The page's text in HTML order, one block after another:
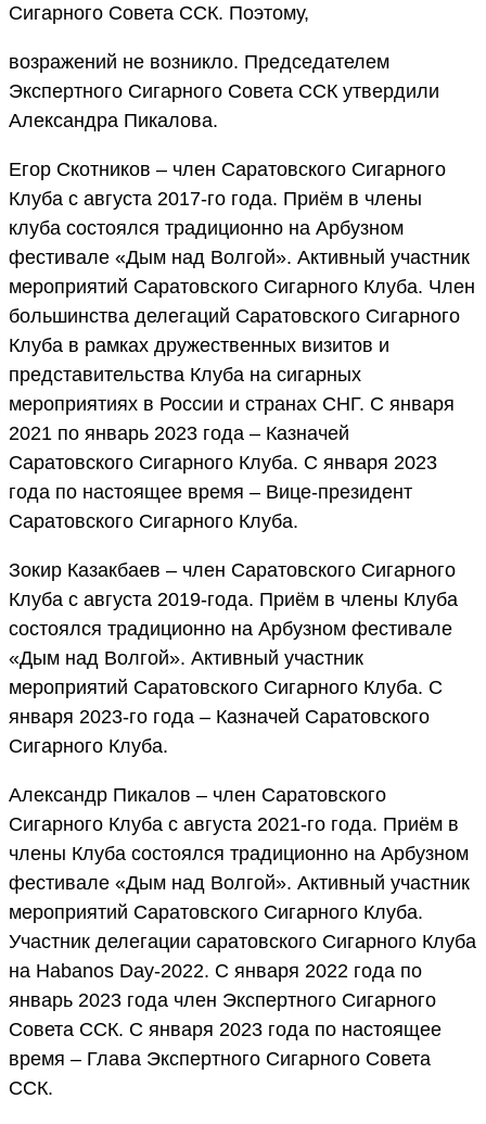
Сигарного Совета ССК. Поэтому,
возражений не возникло. Председателем
Экспертного Сигарного Совета ССК утвердили
Александра Пикалова.
Егор Скотников – член Саратовского Сигарного
Клуба с августа 2017-го года. Приём в члены
клуба состоялся традиционно на Арбузном
фестивале «Дым над Волгой». Активный участник
мероприятий Саратовского Сигарного Клуба. Член
большинства делегаций Саратовского Сигарного
Клуба в рамках дружественных визитов и
представительства Клуба на сигарных
мероприятиях в России и странах СНГ. С января
2021 по январь 2023 года – Казначей
Саратовского Сигарного Клуба. С января 2023
года по настоящее время – Вице-президент
Саратовского Сигарного Клуба.
Зокир Казакбаев – член Саратовского Сигарного
Клуба с августа 2019-года. Приём в члены Клуба
состоялся традиционно на Арбузном фестивале
«Дым над Волгой». Активный участник
мероприятий Саратовского Сигарного Клуба. С
января 2023-го года – Казначей Саратовского
Сигарного Клуба.
Александр Пикалов – член Саратовского
Сигарного Клуба с августа 2021-го года. Приём в
члены Клуба состоялся традиционно на Арбузном
фестивале «Дым над Волгой». Активный участник
мероприятий Саратовского Сигарного Клуба.
Участник делегации саратовского Сигарного Клуба
на Habanos Day-2022. С января 2022 года по
январь 2023 года член Экспертного Сигарного
Совета ССК. С января 2023 года по настоящее
время – Глава Экспертного Сигарного Совета
ССК.